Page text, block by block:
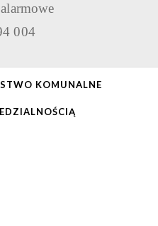
004
KOMUNALNE